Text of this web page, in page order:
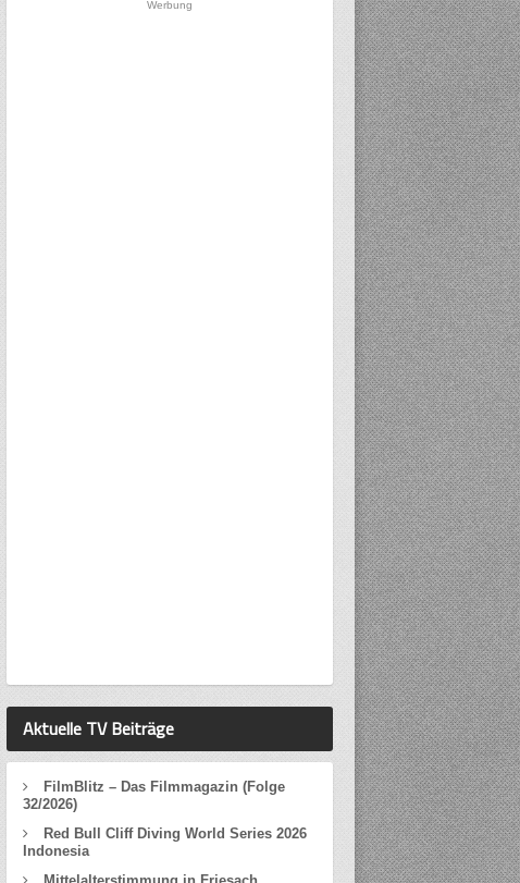
Werbung
Aktuelle TV Beiträge
FilmBlitz – Das Filmmagazin (Folge
32/2026)
Red Bull Cliff Diving World Series 2026
Indonesia